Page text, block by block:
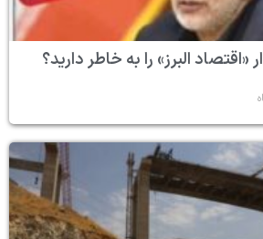
«اقتصاد البرز» را به خاطر دارید؟